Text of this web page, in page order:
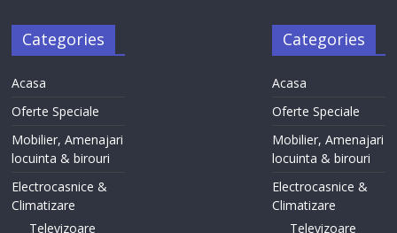
Categories
Acasa
Oferte Speciale
Mobilier, Amenajari
locuinta & birouri
Electrocasnice &
Climatizare
Televizoare
Categories
Acasa
Oferte Speciale
Mobilier, Amenajari
locuinta & birouri
Electrocasnice &
Climatizare
Televizoare